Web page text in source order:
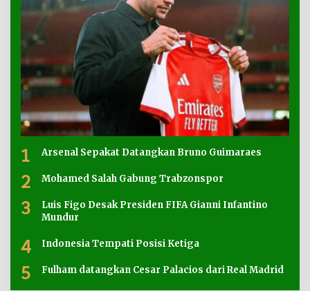
1 Arsenal Sepakat Datangkan Bruno Guimaraes
2 Mohamed Salah Gabung Trabzonspor
3
Luis Figo Desak Presiden FIFA Gianni Infantino
Mundur
4 Indonesia Tempati Posisi Ketiga
5 Fulham datangkan Cesar Palacios dari Real Madrid